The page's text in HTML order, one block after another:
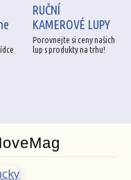
RUČNÍ
KAMEROVÉ LUPY
Porovnejte si ceny našich
lup s produkty na trhu!